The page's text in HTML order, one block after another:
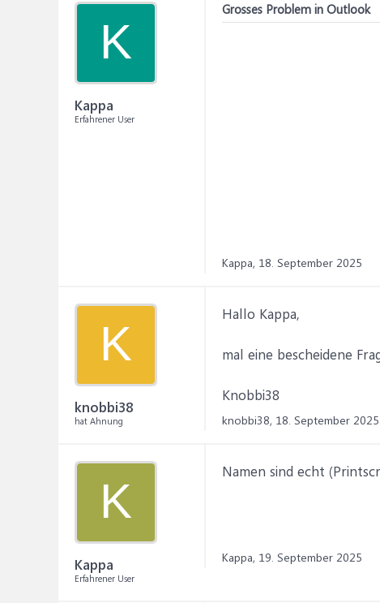
K
Kappa
Erfahrener User
Grosses Problem in Outlook
Kappa, 18. September 2025
K
knobbi38
hat Ahnung
Hallo Kappa,
mal eine bescheidene
Knobbi38
knobbi38, 18. September 2025
K
Kappa
Erfahrener User
Namen sind echt
Kappa, 19. September 2025